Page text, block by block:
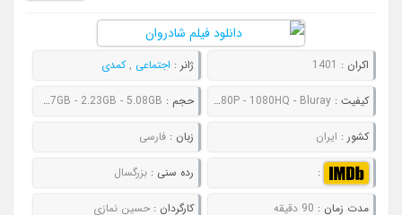
اکران : 1401 ژانر : اجتماعی ,کمدی
کیفیت :480P - 720P - 1080P - 1080HQ - Bluray حجم : 357MB - 592MB - 1.37GB - 2.23GB - 5.08GB
کشور : ایران زبان : فارسی
: رده سنی : بزرگسال
مدت زمان : 90 دقیقه کارگردان : حسین نمازی